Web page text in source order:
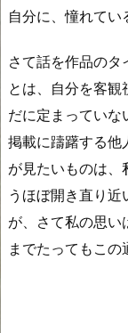
自分に、憧れてい
さて話を作品のタ
とは、自分を客観
だに定まっていな
掲載に躊躇する他
が見たいものは、
うほぼ開き直り
が、さて私の思い
までたってもこの